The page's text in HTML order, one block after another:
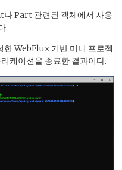
Part 관련된 객체에서 사용
.
한 WebFlux 기반 미니 프로젝
케이션을 종료한 결과이다.